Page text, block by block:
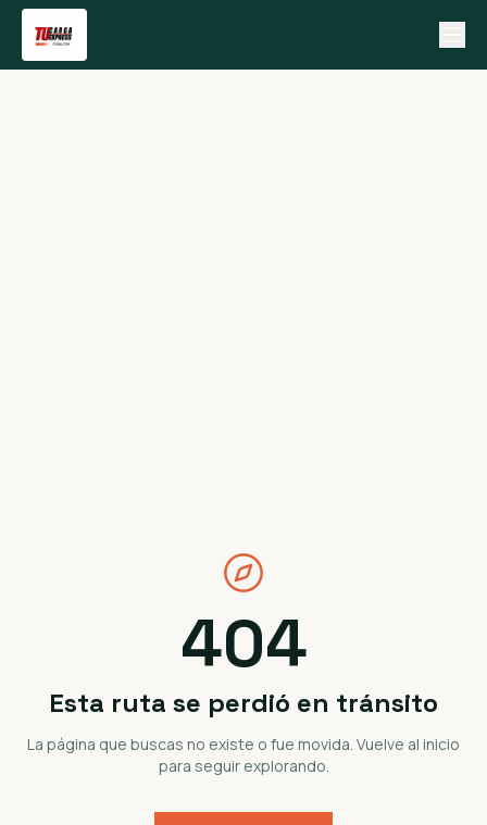
404
Esta ruta se perdió en tránsito
La página que buscas no existe o fue movida. Vuelve al inicio
para seguir explorando.